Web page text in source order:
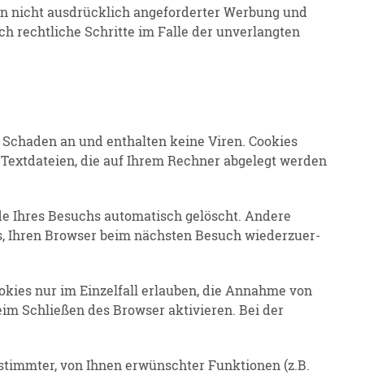
nicht ausdrücklich angefor­derter Werbung und
recht­liche Schritte im Falle der unver­langten
an und enthalten keine Viren. Cookies
die auf Ihrem Rechner abgelegt werden
Ihres Besuchs automa­tisch gelöscht. Andere
Ihren Browser beim nächsten Besuch wieder­zu­er­
nur im Einzelfall erlauben, die Annahme von
Schließen des Browser aktivieren. Bei der
von Ihnen erwünschter Funktionen (z.B.